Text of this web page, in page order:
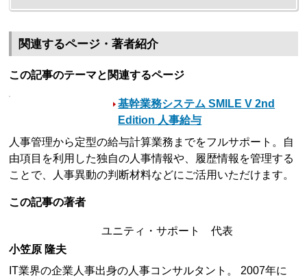
関連するページ・著者紹介
この記事のテーマと関連するページ
基幹業務システム SMILE V 2nd
Edition 人事給与
人事管理から定型の給与計算業務までをフルサポート。自
由項目を利用した独自の人事情報や、履歴情報を管理する
ことで、人事異動の判断材料などにご活用いただけます。
この記事の著者
ユニティ・サポート 代表
小笠原 隆夫
IT業界の企業人事出身の人事コンサルタント。 2007年に